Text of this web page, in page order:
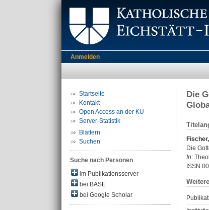
Anmelden
Startseite
Kontakt
Open Access an der KU
Server-Statistik
Blättern
Suchen
Suche nach Personen
im Publikationsserver
bei BASE
bei Google Scholar
Die
Die
In:
ISSN